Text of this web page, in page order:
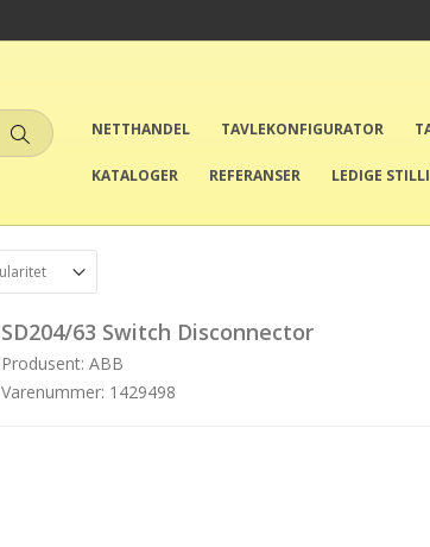
NETTHANDEL TAVLEKONFIGURATOR
KATALOGER REFERANSER LEDIGE
SD204/63 Switch Disconnector
Produsent: ABB
Varenummer: 1429498